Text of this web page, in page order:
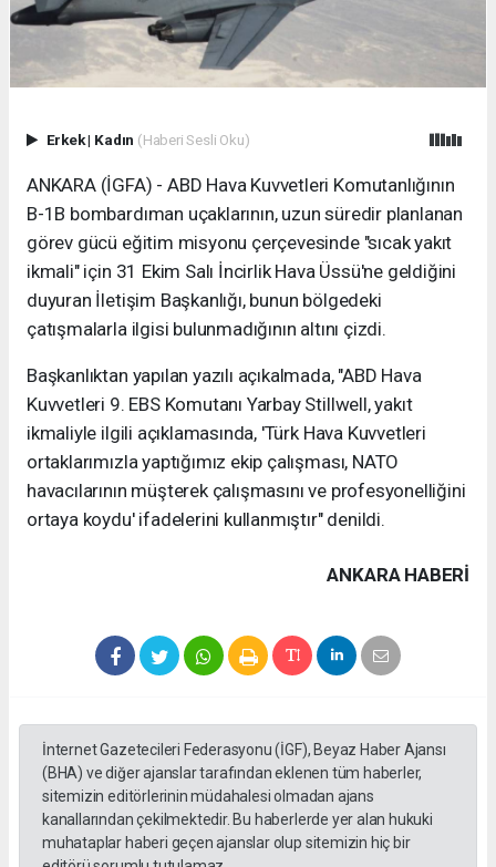
Erkek| Kadın (Haberi Sesli Oku)
ANKARA (İGFA) - ABD Hava Kuvvetleri Komutanlığının
B-1B bombardıman uçaklarının, uzun süredir planlanan
görev gücü eğitim misyonu çerçevesinde "sıcak yakıt
ikmali" için 31 Ekim Salı İncirlik Hava Üssü'ne geldiğini
duyuran İletişim Başkanlığı, bunun bölgedeki
çatışmalarla ilgisi bulunmadığının altını çizdi.
Başkanlıktan yapılan yazılı açıkalmada, "ABD Hava
Kuvvetleri 9. EBS Komutanı Yarbay Stillwell, yakıt
ikmaliyle ilgili açıklamasında, 'Türk Hava Kuvvetleri
ortaklarımızla yaptığımız ekip çalışması, NATO
havacılarının müşterek çalışmasını ve profesyonelliğini
ortaya koydu' ifadelerini kullanmıştır" denildi.
ANKARA HABERİ
İnternet Gazetecileri Federasyonu (İGF), Beyaz Haber Ajansı
(BHA) ve diğer ajanslar tarafından eklenen tüm haberler,
sitemizin editörlerinin müdahalesi olmadan ajans
kanallarından çekilmektedir. Bu haberlerde yer alan hukuki
muhataplar haberi geçen ajanslar olup sitemizin hiç bir